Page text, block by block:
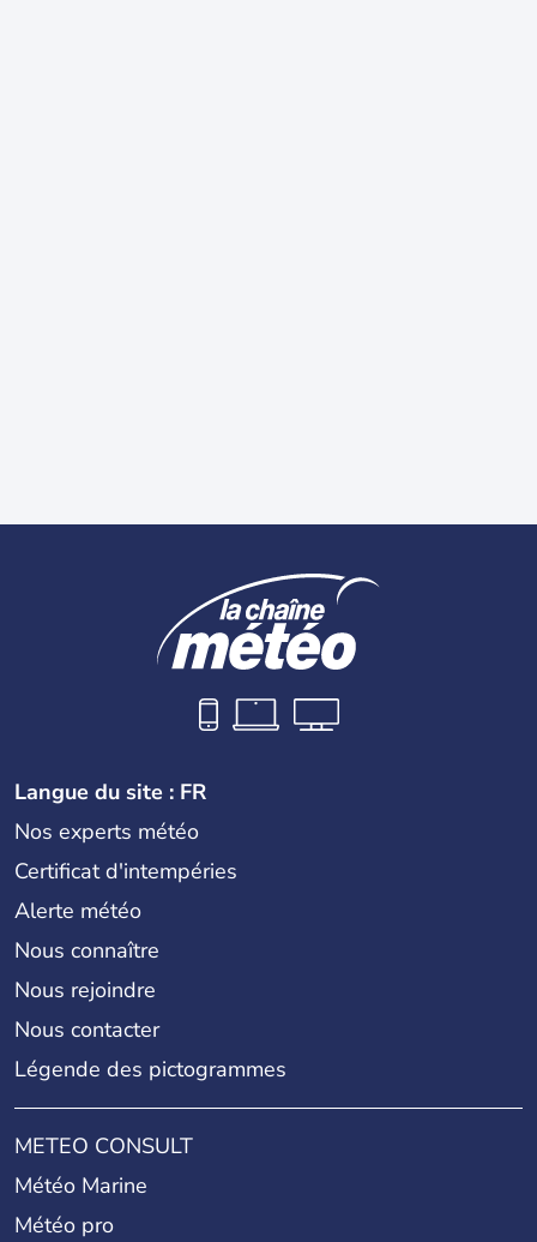
Langue du site : FR
Nos experts météo
Certificat d'intempéries
Alerte météo
Nous connaître
Nous rejoindre
Nous contacter
Légende des pictogrammes
METEO CONSULT
Météo Marine
Météo pro